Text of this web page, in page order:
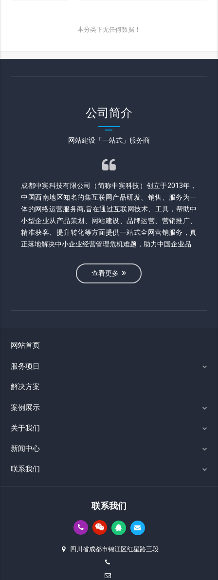
本分类下无任何数据！
公司简介
网站建设「一站式」服务商
成都中宾科技有限公司（简称中宾科技）创立于2013年，
中国西南地区知名的集互联网产品研发、销售、服务为一
体的网络运营服务商,旨在通过互联网技术、工具，帮助中
小型企业从产品策划、网站建设、品牌运营、营销推广、
精准获客、提升转化等方面提供一站式全网营销服务，真
正落地解决中小企业经营管理危机难题，助力中国企业品
查看更多
网站首页
服务项目
解决方案
案例展示
关于我们
新闻中心
联系我们
联系我们
四川省成都市锦江区红星路三段